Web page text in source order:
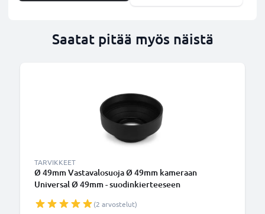
Saatat pitää myös näistä
TARVIKKEET
Ø 49mm Vastavalosuoja Ø 49mm kameraan
Universal Ø 49mm - suodinkierteeseen
tuotemerkiltä CELLONIC
(2 arvostelut)